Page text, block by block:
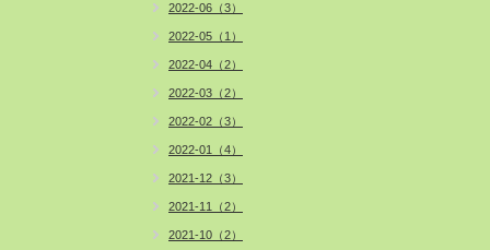
2022-06（3）
2022-05（1）
2022-04（2）
2022-03（2）
2022-02（3）
2022-01（4）
2021-12（3）
2021-11（2）
2021-10（2）